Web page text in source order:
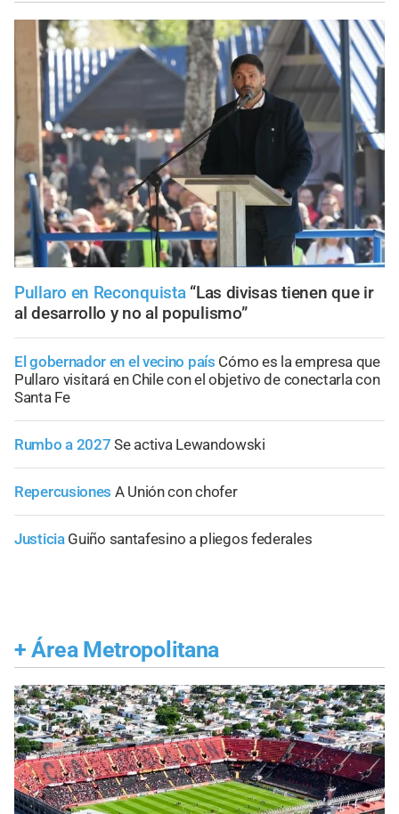
Pullaro en Reconquista “Las divisas tienen que ir
al desarrollo y no al populismo”
El gobernador en el vecino país Cómo es la empresa que
Pullaro visitará en Chile con el objetivo de conectarla con
Santa Fe
Rumbo a 2027 Se activa Lewandowski
Repercusiones A Unión con chofer
Justicia Guiño santafesino a pliegos federales
+ Área Metropolitana